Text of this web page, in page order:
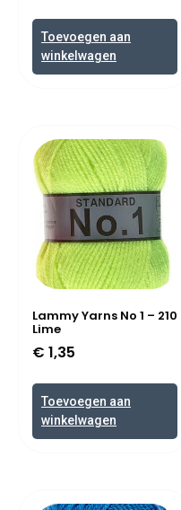
Toevoegen aan
winkelwagen
Lammy Yarns No 1 – 210
Lime
€ 1,35
Toevoegen aan
winkelwagen